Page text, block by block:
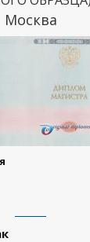
Москва